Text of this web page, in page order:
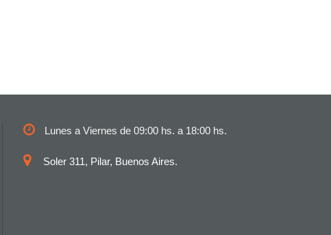
Lunes a Viernes de 09:00 hs. a 18:00 hs.
Soler 311, Pilar, Buenos Aires.